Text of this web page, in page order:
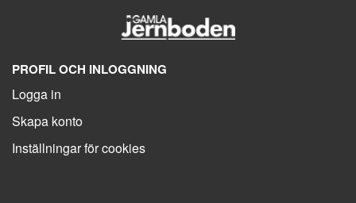
PROFIL OCH INLOGGNING
Logga in
Skapa konto
Inställningar för cookies